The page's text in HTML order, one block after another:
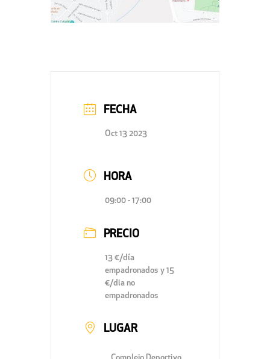
FECHA
Oct 13 2023
HORA
09:00 - 17:00
PRECIO
13 €/día
empadronados y 15
€/dia no
empadronados
LUGAR